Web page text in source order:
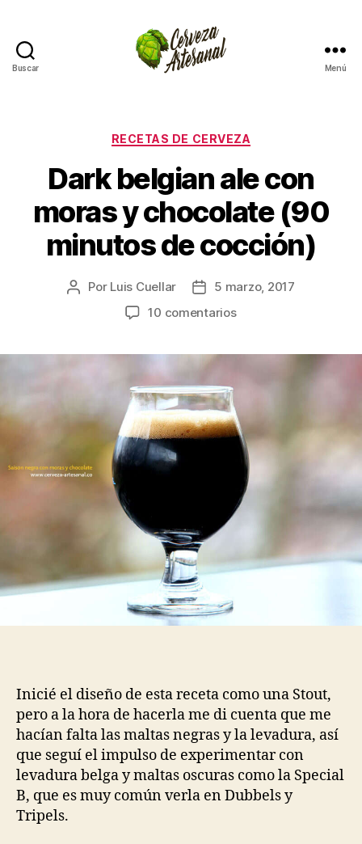
Buscar
artesanal
casa
Menú
Categorías
RECETAS DE CERVEZA
Dark belgian ale con
moras y chocolate (90
minutos de cocción)
Autor
Por Luis Cuellar
Fecha
de
5 marzo, 2017
10 comentariosen
y
chocolate
(90
minutos
de
cocción)
Inicié el diseño de esta receta como una Stout,
pero a la hora de hacerla me di cuenta que me
hacían falta las maltas negras y la levadura, así
que seguí el impulso de experimentar con
levadura belga y maltas oscuras como la Special
B, que es muy común verla en Dubbels y
Tripels.